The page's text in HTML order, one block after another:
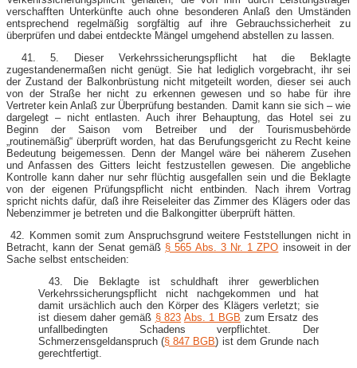
verschafften Unterkünfte auch ohne besonderen Anlaß den Umständen
entsprechend regelmäßig sorgfältig auf ihre Gebrauchssicherheit zu
überprüfen und dabei entdeckte Mängel umgehend abstellen zu lassen.
41. 5. Dieser Verkehrssicherungspflicht hat die Beklagte
zugestandenermaßen nicht genügt. Sie hat lediglich vorgebracht, ihr sei
der Zustand der Balkonbrüstung nicht mitgeteilt worden, dieser sei auch
von der Straße her nicht zu erkennen gewesen und so habe für ihre
Vertreter kein Anlaß zur Überprüfung bestanden. Damit kann sie sich – wie
dargelegt – nicht entlasten. Auch ihrer Behauptung, das Hotel sei zu
Beginn der Saison vom Betreiber und der Tourismusbehörde
„routinemäßig“ überprüft worden, hat das Berufungsgericht zu Recht keine
Bedeutung beigemessen. Denn der Mangel wäre bei näherem Zusehen
und Anfassen des Gitters leicht festzustellen gewesen. Die angebliche
Kontrolle kann daher nur sehr flüchtig ausgefallen sein und die Beklagte
von der eigenen Prüfungspflicht nicht entbinden. Nach ihrem Vortrag
spricht nichts dafür, daß ihre Reiseleiter das Zimmer des Klägers oder das
Nebenzimmer je betreten und die Balkongitter überprüft hätten.
42. Kommen somit zum Anspruchsgrund weitere Feststellungen nicht in
Betracht, kann der Senat gemäß § 565 Abs. 3 Nr. 1 ZPO insoweit in der
Sache selbst entscheiden:
43. Die Beklagte ist schuldhaft ihrer gewerblichen
Verkehrssicherungspflicht nicht nachgekommen und hat
damit ursächlich auch den Körper des Klägers verletzt; sie
ist diesem daher gemäß § 823 Abs. 1 BGB zum Ersatz des
unfallbedingten Schadens verpflichtet. Der
Schmerzensgeldanspruch (§ 847 BGB) ist dem Grunde nach
gerechtfertigt.